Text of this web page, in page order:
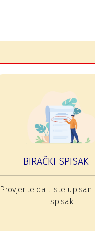
BIRAČKI SPISAK
Provjerite da li ste
spisak.